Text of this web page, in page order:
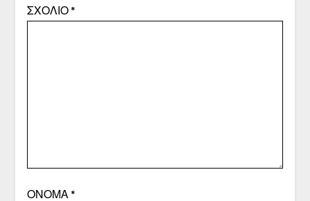
ΣΧΌΛΙΟ*
ΌΝΟΜΑ *